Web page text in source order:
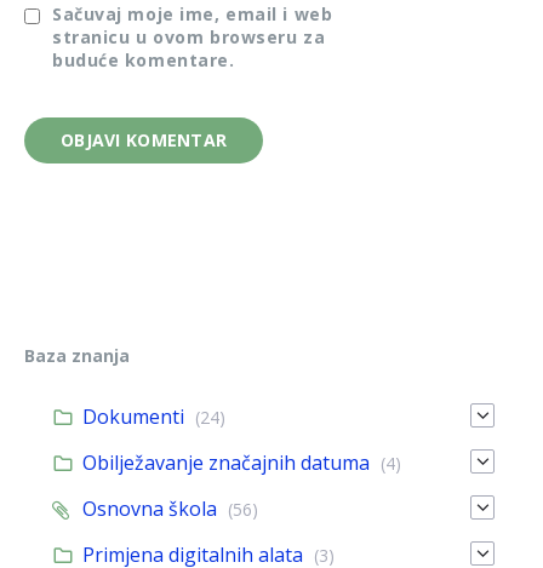
Sačuvaj moje ime, email i web
stranicu u ovom browseru za
buduće komentare.
Baza znanja
Dokumenti (24)
Obilježavanje značajnih datuma (4)
Osnovna škola (56)
Primjena digitalnih alata (3)